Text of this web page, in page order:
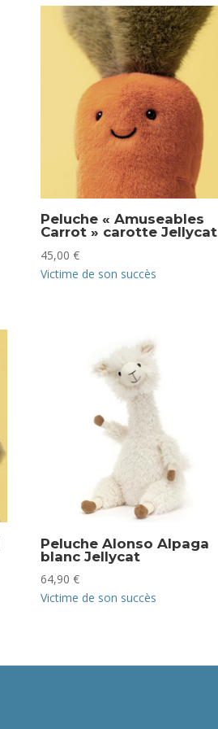
Peluche « Amuseables
Carrot » carotte Jellycat
45,00€
Victime de son succès
Peluche Alonso Alpaga
blanc Jellycat
64,90€
Victime de son succès